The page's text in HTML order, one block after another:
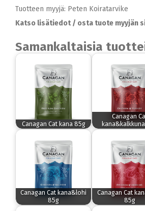
Tuotteen myyjä: Peten Koiratarvike
Katso lisätiedot / osta tuote myyjän
Samankaltaisia
Canagan Cat kana 85g
Canagan
Canagan Cat kana&lohi
85g
Canagan Cat
85g